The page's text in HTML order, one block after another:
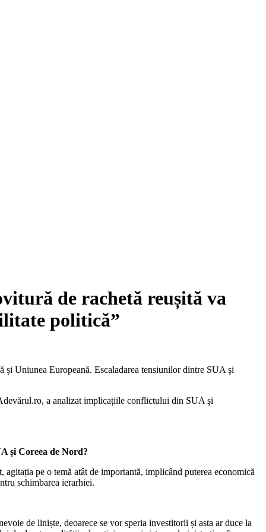
de rachetă reușită va
politică”
Uniunea Europeană. Escaladarea tensiunilor dintre SUA şi
a analizat implicațiile conflictului din SUA şi
și Coreea de Nord?
pe o temă atât de importantă, implicând puterea economică
schimbarea ierarhiei.
de liniște, deoarece se vor speria investitorii și asta ar duce la